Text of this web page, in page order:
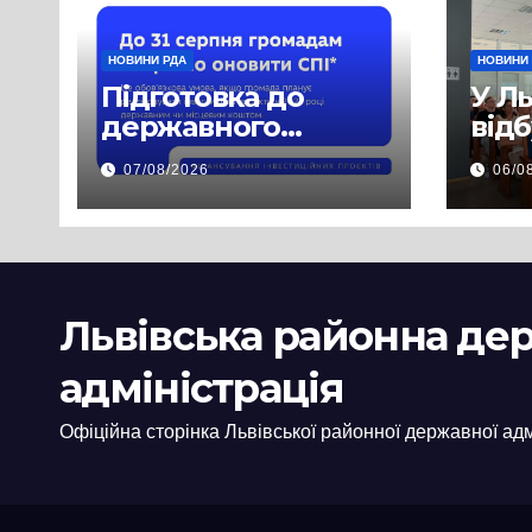
НОВИНИ РДА
Підготовка до
державного
фінансування на
2027 рік уже
триває
07/08/2026
НОВИНИ
У
06/
Львівська районна
адміністрація
Офіційна сторінка Львівської районної державної